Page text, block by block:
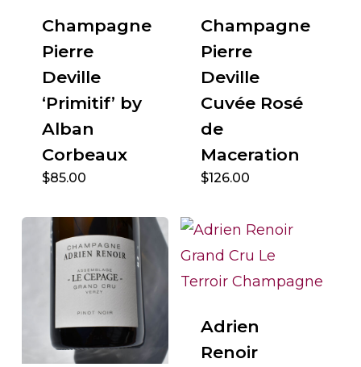
Champagne
Pierre
Deville
‘Primitif’ by
Alban
Corbeaux
$85.00
Champagne
Pierre
Deville
Cuvée Rosé
de
Maceration
$126.00
Adrien
Renoir